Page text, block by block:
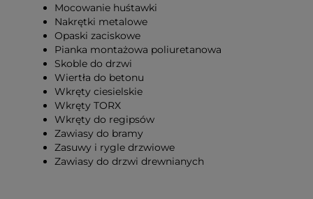
Mocowanie huśtawki
Nakrętki metalowe
Opaski zaciskowe
Pianka montażowa poliuretanowa
Skoble do drzwi
Wiertła do betonu
Wkręty ciesielskie
Wkręty TORX
Wkręty do regipsów
Zawiasy do bramy
Zasuwy i rygle drzwiowe
Zawiasy do drzwi drewnianych